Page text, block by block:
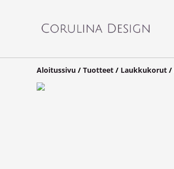
Aloitussivu / Tuotteet / Laukkukorut /